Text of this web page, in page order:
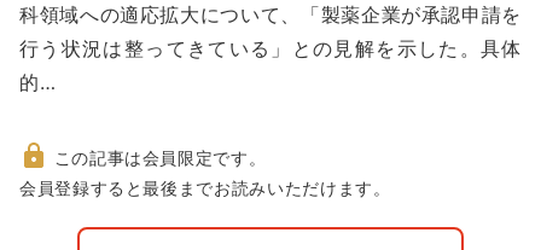
科領域への適応拡大について、「製薬企業が承認申請を
行う状況は整ってきている」との見解を示した。具体
的…
非
この記事は会員限定です。
会員登録すると最後までお読みいただけます。